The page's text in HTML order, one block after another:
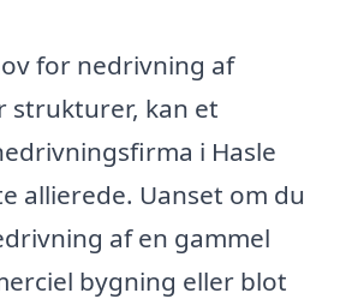
for nedrivning af
strukturer, kan et
i Hasle
allierede. Uanset om du
af en gammel
bygning eller blot